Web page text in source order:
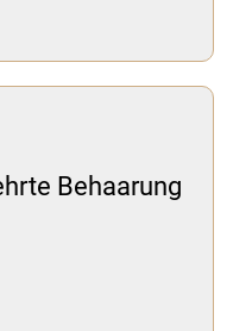
Behaarung